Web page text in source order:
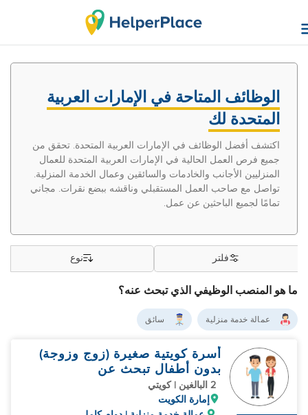
الوظائف المتاحة في الإمارات العربية
المتحدة لك
اكتشف أفضل الوظائف في الإمارات العربية المتحدة. تحقق من
جميع فرص العمل الحالية في الإمارات العربية المتحدة للعمال
المنزليين الأجانب والخادمات والسائقين وعمال الخدمة المنزلية.
تواصل مع صاحب العمل المستقبلي وناقشه ببضع نقرات. مجاني
تمامًا لجميع الباحثين عن عمل.
ما هو المنصب الوظيفي الذي تبحث عنه؟
فلتر نوع
عمالة خدمة منزلية سائق
أسرة كويتية صغيرة (زوج وزوجة)
بدون أطفال تبحث عن
2 البالغين | كويتي
إمارة الكويت